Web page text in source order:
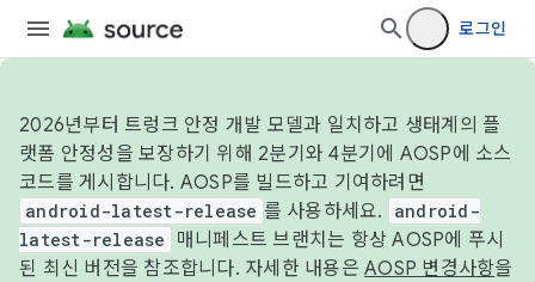
로그인
2026년부터 트렁크 안정 개발 모델과 일치하고 생태계의 플
랫폼 안정성을 보장하기 위해 2분기와 4분기에 AOSP에 소스
코드를 게시합니다. AOSP를 빌드하고 기여하려면
android-latest-release 를 사용하세요.
android-
latest-release
매니페스트 브랜치는 항상 AOSP에 푸시
된 최신 버전을 참조합니다. 자세한 내용은 AOSP 변경사항을